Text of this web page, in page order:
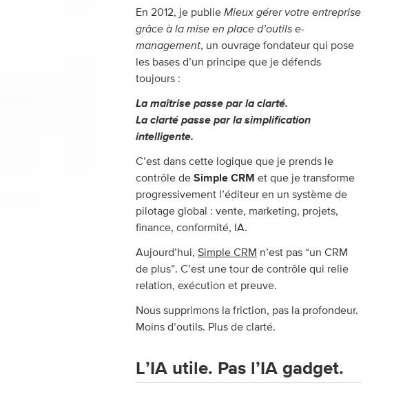
En 2012, je publieMieux gérer votre entreprise
grâce à la mise en place d’outils e-
management, un ouvrage fondateur qui pose
les bases d’un principe que je défends
toujours :
La maîtrise passe par la clarté.
La clarté passe par la simplification
intelligente.
C’est dans cette logique que je prends le
contrôle deSimple CRM et que je transforme
progressivement l’éditeur en un système de
pilotage global : vente, marketing, projets,
finance, conformité, IA.
Aujourd’hui,Simple CRM n’est pas “un CRM
de plus”. C’est une tour de contrôle qui relie
relation, exécution et preuve.
Nous supprimons la friction, pas la profondeur.
Moins d’outils. Plus de clarté.
L’IA utile. Pas l’IA gadget.